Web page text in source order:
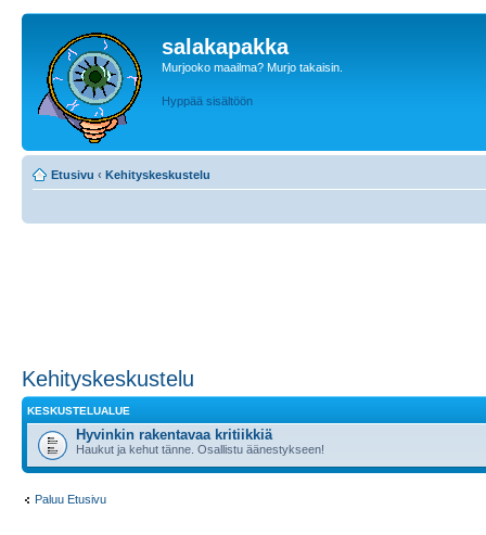
salakapakka
Murjooko maailma? Murjo takaisin.
Hyppää sisältöön
Etusivu ‹ Kehityskeskustelu
Kehityskeskustelu
KESKUSTELUALUE
Hyvinkin rakentavaa kritiikkiä
Haukut ja kehut tänne. Osallistu äänestykseen!
Paluu Etusivu